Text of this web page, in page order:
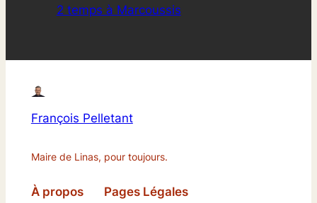
2 temps à Marcoussis
François Pelletant
Maire de Linas, pour toujours.
À propos Pages Légales